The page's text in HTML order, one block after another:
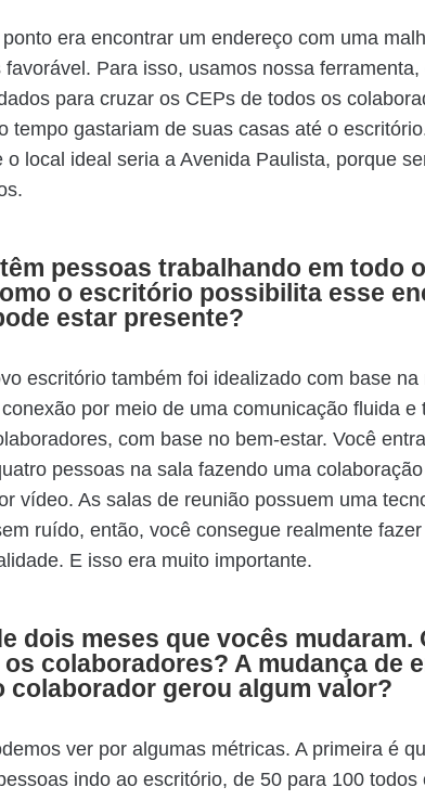
era encontrar um endereço com uma
Para isso, usamos nossa
para cruzar os CEPs de todos os
tempo gastariam de suas casas até o
o local ideal seria a Avenida Paulista, porque
pessoas trabalhando em todo
o escritório possibilita esse
estar presente?
escritório também foi idealizado com base na
por meio de uma comunicação fluida e
com base no bem-estar. Você
pessoas na sala fazendo uma
vídeo. As salas de reunião possuem uma
ruído, então, você consegue realmente
E isso era muito importante.
dois meses que vocês mudaram.
colaboradores? A mudança de
colaborador gerou algum valor?
ver por algumas métricas. A primeira é
indo ao escritório, de 50 para 100 todos